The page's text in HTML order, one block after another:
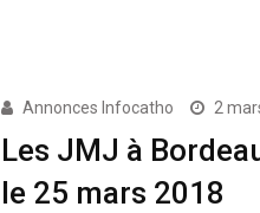
Annonces Infocatho 2
Les JMJ à
le 25 mars 2018